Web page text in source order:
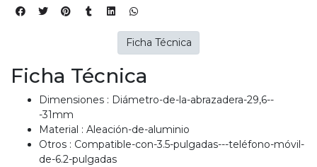
JUGAR
Ficha Técnica
Dimensiones : Diámetro-de-la-abrazadera-29,6--
-31mm
Material : Aleación-de-aluminio
Otros : Compatible-con-3.5-pulgadas---teléfono-móvil-
de-6.2-pulgadas
Ficha Técnica